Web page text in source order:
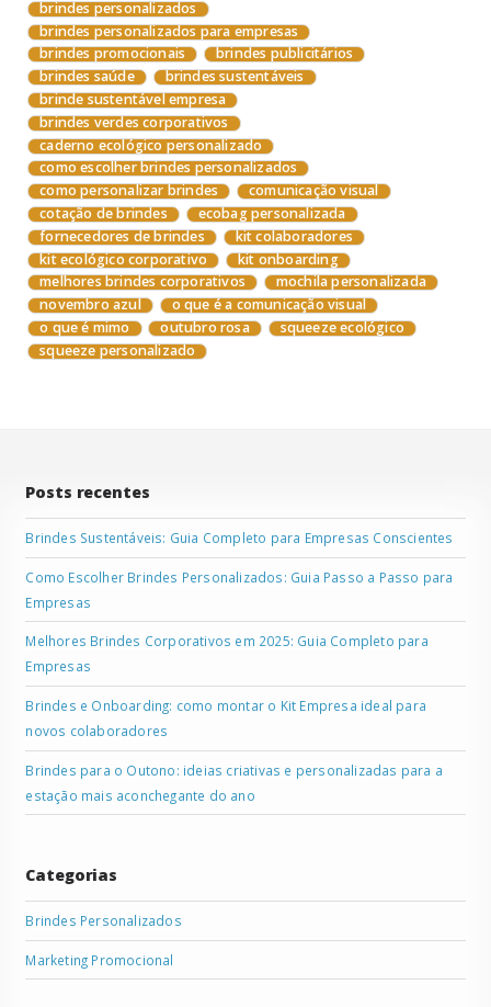
brindes personalizados
brindes personalizados para empresas
brindes promocionais
brindes publicitários
brindes saúde
brindes sustentáveis
brinde sustentável empresa
brindes verdes corporativos
caderno ecológico personalizado
como escolher brindes personalizados
como personalizar brindes
comunicação visual
cotação de brindes
ecobag personalizada
fornecedores de brindes
kit colaboradores
kit ecológico corporativo
kit onboarding
melhores brindes corporativos
mochila personalizada
novembro azul
o que é a comunicação visual
o que é mimo
outubro rosa
squeeze ecológico
squeeze personalizado
Posts recentes
Brindes Sustentáveis: Guia Completo para Empresas Conscientes
Como Escolher Brindes Personalizados: Guia Passo a Passo para
Empresas
Melhores Brindes Corporativos em 2025: Guia Completo para
Empresas
Brindes e Onboarding: como montar o Kit Empresa ideal para
novos colaboradores
Brindes para o Outono: ideias criativas e personalizadas para a
estação mais aconchegante do ano
Categorias
Brindes Personalizados
Marketing Promocional